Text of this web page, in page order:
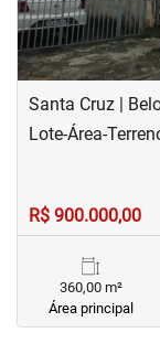
Santa Cruz |
Lote-Área-
R$ 900.000,00
360,00 m²
Área principal